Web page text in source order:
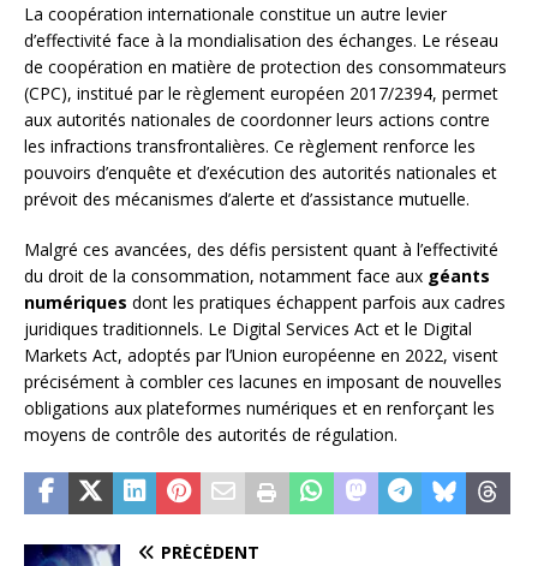
La coopération internationale constitue un autre levier
d’effectivité face à la mondialisation des échanges. Le réseau
de coopération en matière de protection des consommateurs
(CPC), institué par le règlement européen 2017/2394, permet
aux autorités nationales de coordonner leurs actions contre
les infractions transfrontalières. Ce règlement renforce les
pouvoirs d’enquête et d’exécution des autorités nationales et
prévoit des mécanismes d’alerte et d’assistance mutuelle.
Malgré ces avancées, des défis persistent quant à l’effectivité
du droit de la consommation, notamment face aux géants
numériques dont les pratiques échappent parfois aux cadres
juridiques traditionnels. Le Digital Services Act et le Digital
Markets Act, adoptés par l’Union européenne en 2022, visent
précisément à combler ces lacunes en imposant de nouvelles
obligations aux plateformes numériques et en renforçant les
moyens de contrôle des autorités de régulation.
PRÉCÉDENT